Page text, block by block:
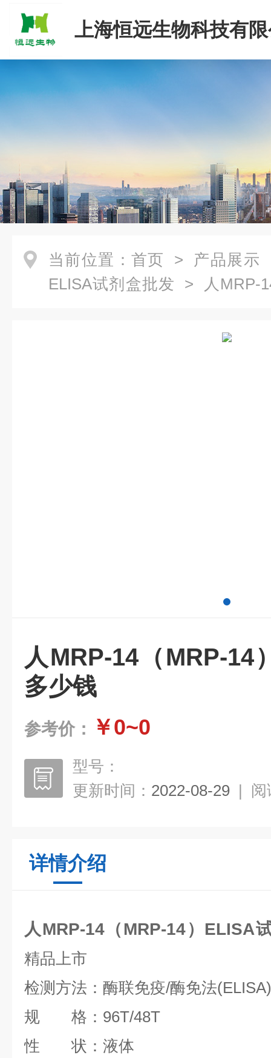
上海恒远生物科技有
当前位置： 首页 > 产品展示
ELISA试剂盒批发 > 人MRP-
人MRP-14（MRP-14
多少钱
参考价： ￥0~0
型号：
更新时间： 2022-08-29 | 阅
详情介绍
人MRP-14（MRP-14）ELISA
精品上市
检测方法：酶联免疫/酶免法(ELISA)
规 格：96T/48T
性 状：液体